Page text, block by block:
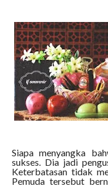
Siapa menyangka
sukses. Dia jadi
Keterbatasan tidak
Pemuda tersebut